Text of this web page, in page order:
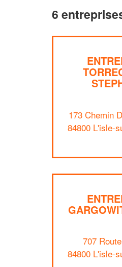
6
173 Chemin
84800 L'isle-
707
84800 L'isle-